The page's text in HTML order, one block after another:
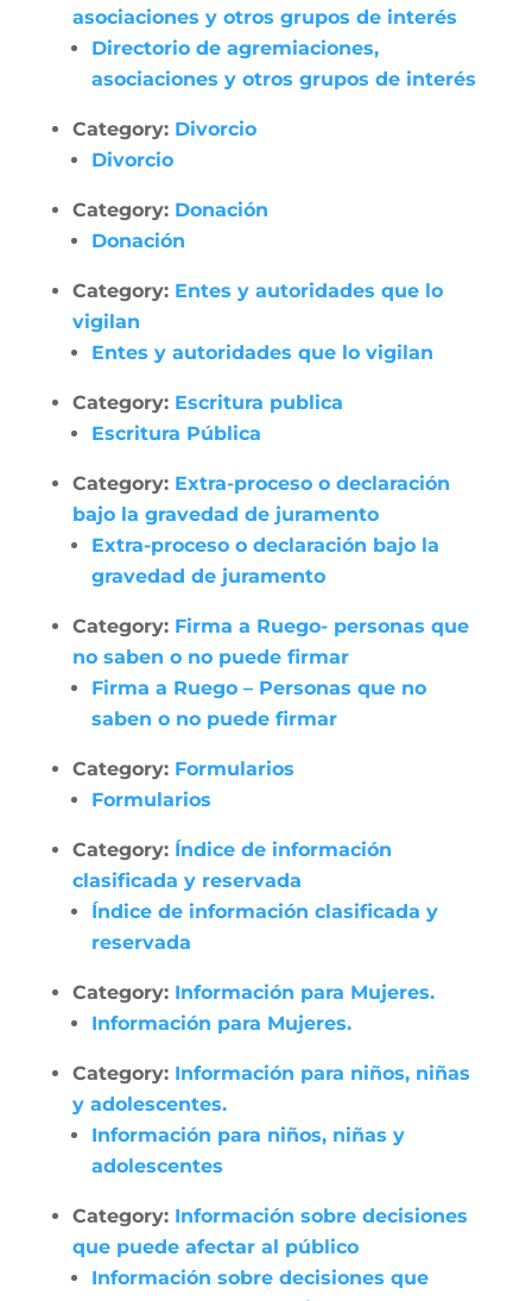
asociaciones y otros grupos de interés
Directorio de agremiaciones,
asociaciones y otros grupos de interés
Category: Divorcio
Divorcio
Category: Donación
Donación
Category: Entes y autoridades que lo
vigilan
Entes y autoridades que lo vigilan
Category: Escritura publica
Escritura Pública
Category: Extra-proceso o declaración
bajo la gravedad de juramento
Extra-proceso o declaración bajo la
gravedad de juramento
Category: Firma a Ruego- personas que
no saben o no puede firmar
Firma a Ruego – Personas que no
saben o no puede firmar
Category: Formularios
Formularios
Category: Índice de información
clasificada y reservada
Índice de información clasificada y
reservada
Category: Información para Mujeres.
Información para Mujeres.
Category: Información para niños, niñas
y adolescentes.
Información para niños, niñas y
adolescentes
Category: Información sobre decisiones
que puede afectar al público
Información sobre decisiones que